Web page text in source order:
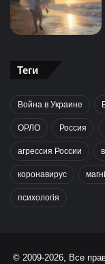
Теги
Война в Украине
ОРЛО Россия
агрессия России
коронавирус
психологія
© 2009-2026, Все